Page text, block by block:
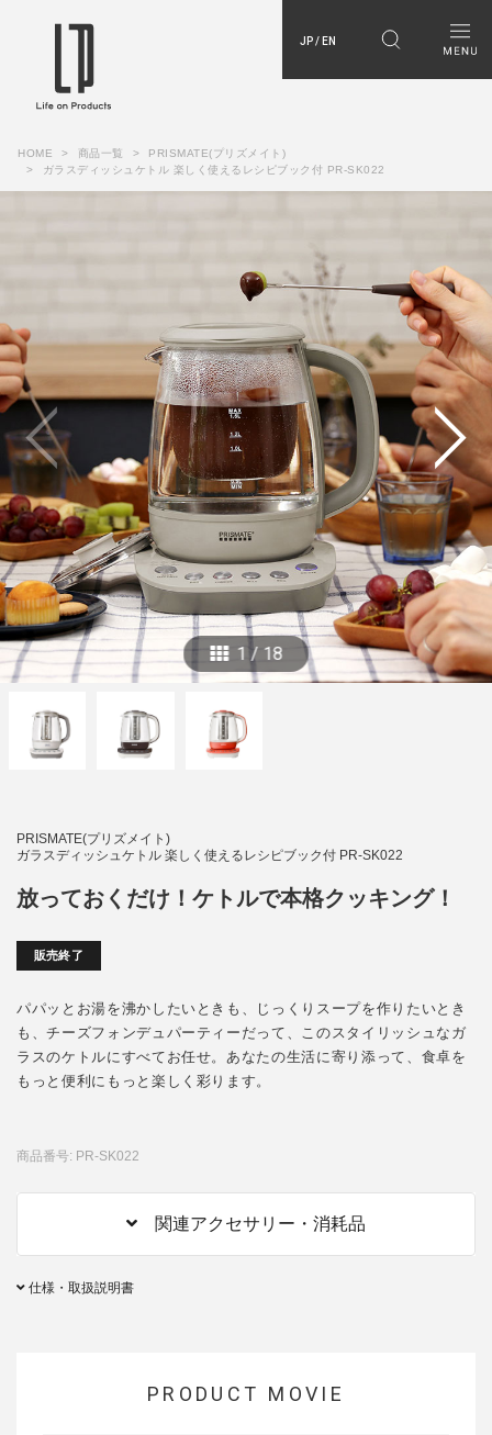
JP / EN
HOME 商品一覧
PRISMATE(プリズメイト)
ガラスディッシュケトル 楽しく使えるレシピブック付 PR-SK022
PRISMATE(プリズメイト)
ガラスディッシュケトル 楽しく使えるレシピブック付 PR-SK022
放っておくだけ！ケトルで本格クッキング！
販売終了
パパッとお湯を沸かしたいときも、じっくりスープを作りたいとき
も、チーズフォンデュパーティーだって、このスタイリッシュなガ
ラスのケトルにすべてお任せ。あなたの生活に寄り添って、食卓を
もっと便利にもっと楽しく彩ります。
商品番号: PR-SK022
関連アクセサリー・消耗品
仕様・取扱説明書
PRODUCT MOVIE
1 / 18